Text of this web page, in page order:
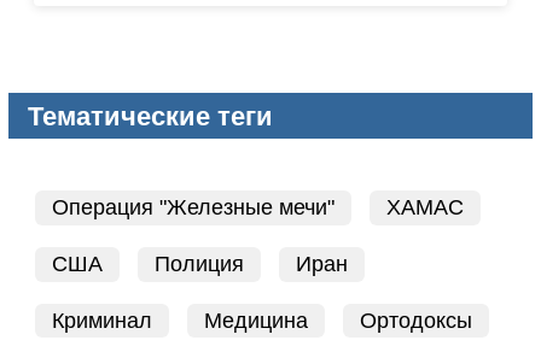
Тематические теги
Операция "Железные мечи" ХАМАС
США Полиция Иран
Криминал Медицина Ортодоксы